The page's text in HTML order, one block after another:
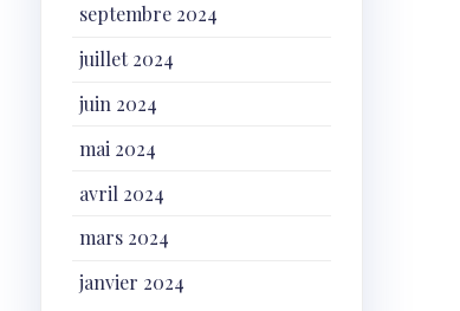
septembre 2024
juillet 2024
juin 2024
mai 2024
avril 2024
mars 2024
janvier 2024